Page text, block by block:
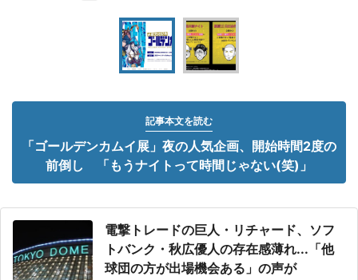
記事本文を読む
「ゴールデンカムイ展」夜の人気企画、開始時間2度の
前倒し 「もうナイトって時間じゃない(笑)」
電撃トレードの巨人・リチャード、ソフ
トバンク・秋広優人の存在感薄れ...「他
球団の方が出場機会ある」の声が